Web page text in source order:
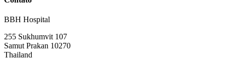
BBH Hospital
255 Sukhumvit 107
Samut Prakan 10270
Thailand